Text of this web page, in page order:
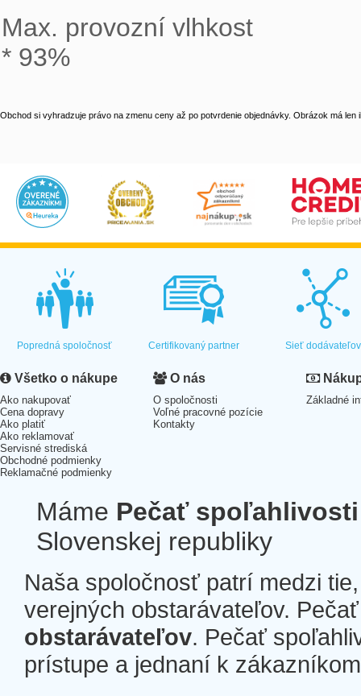
Max. provozní vlhkost
* 93%
Obchod si vyhradzuje právo na zmenu ceny až po potvrdenie objednávky. Obrázok má len
Popredná spoločnosť Certifikovaný partner Sieť dodávateľov
Všetko o nákupe
Ako nakupovať
Cena dopravy
Ako platiť
Ako reklamovať
Servisné strediská
Obchodné podmienky
Reklamačné podmienky
O nás
O spoločnosti
Voľné pracovné pozície
Kontakty
Základné
Máme Pečať spoľahlivosti
Slovenskej republiky
Naša spoločnosť patrí medzi
verejných obstarávateľov.
obstarávateľov. Pečať
prístupe a jednaní k